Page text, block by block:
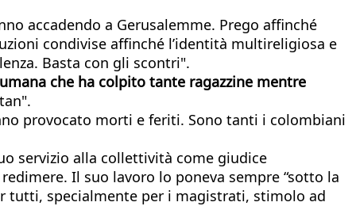
accadendo a Gerusalemme. Prego affinché
condivise affinché l’identità multireligiosa e
Basta con gli scontri".
che ha colpito tante ragazzine mentre
provocato morti e feriti. Sono tanti i colombiani
servizio alla collettività come giudice
Il suo lavoro lo poneva sempre “sotto la
tutti, specialmente per i magistrati, stimolo ad